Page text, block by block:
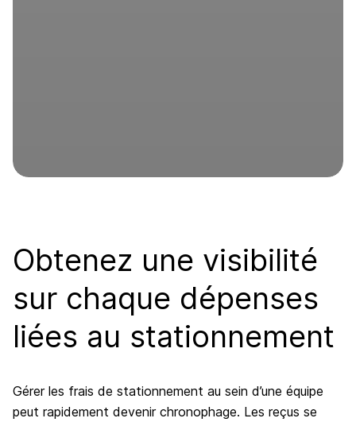
Obtenez une visibilité
sur chaque dépenses
liées au stationnement
Gérer les frais de stationnement au sein d’une équipe
peut rapidement devenir chronophage. Les reçus se